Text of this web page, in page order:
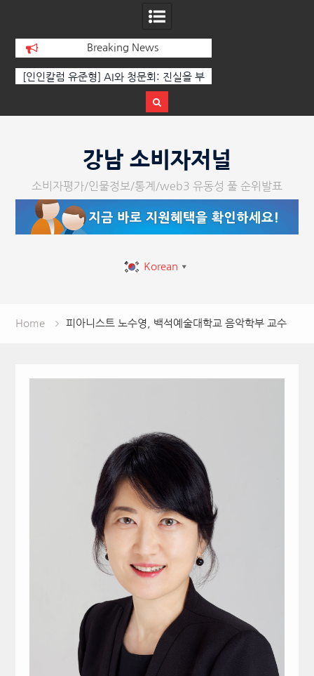
Breaking News
유준형] AI와 청문회: 진실을 부
다.
‘K-AI 아트 거장’ 장인보 감독, Ai
페스티벌’ 성황리에 막 내려
강남 소비자저널
소비자평가/인물정보/통계/web3 유동성 풀 순위발표
Korean ▼
Home 피아니스트 노수영, 백석예술대학교 음악학부 교수